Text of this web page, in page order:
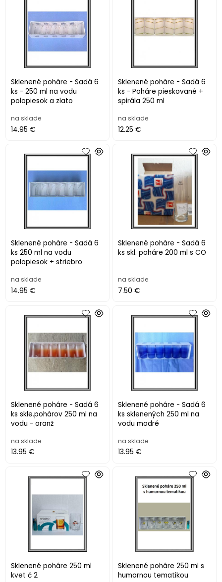
Sklenené poháre - Sadá 6
ks - 250 ml na vodu
polopiesok a zlato
na sklade
14.95 €
Sklenené poháre - Sadá 6
ks - Poháre pieskované +
spirála 250 ml
na sklade
12.25 €
Sklenené poháre - Sadá 6
ks 250 ml na vodu
polopiesok + striebro
na sklade
14.95 €
Sklenené poháre - Sadá 6
ks skl. poháre 200 ml s CO
na sklade
7.50 €
Sklenené poháre - Sadá 6
ks skle.pohárov 250 ml na
vodu - oranž
na sklade
13.95 €
Sklenené poháre - Sadá 6
ks sklenených 250 ml na
vodu modré
na sklade
13.95 €
Sklenené poháre 250 ml
kvet č 2
Sklenené poháre 250 ml s
humornou tematikou